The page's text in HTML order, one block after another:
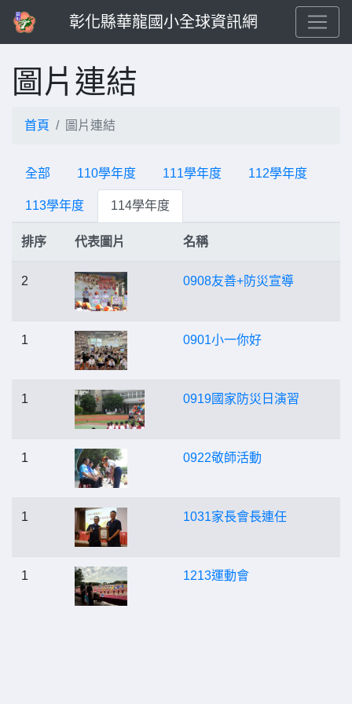
彰化縣華龍國小全球資訊網
圖片連結
首頁 圖片連結
全部 110學年度 111學年度 112學年度
113學年度 114學年度
排序 代表圖片 名稱
2 0908友善+防災宣導
1 0901小一你好
1 0919國家防災日演習
1 0922敬師活動
1 1031家長會長連任
1 1213運動會